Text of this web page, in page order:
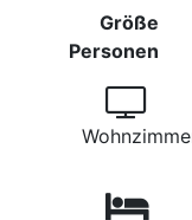
Größe
Personen